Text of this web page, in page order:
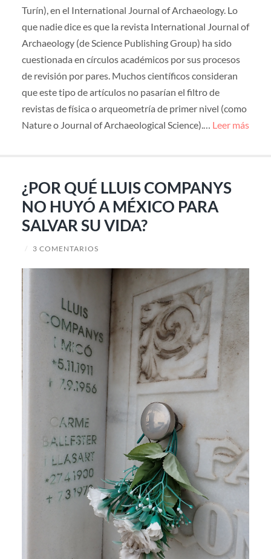
Turín), en el International Journal of Archaeology. Lo
que nadie dice es que la revista International Journal of
Archaeology (de Science Publishing Group) ha sido
cuestionada en círculos académicos por sus procesos
de revisión por pares. Muchos científicos consideran
que este tipo de artículos no pasarían el filtro de
revistas de física o arqueometría de primer nivel (como
Nature o Journal of Archaeological Science).… Leer más
¿POR QUÉ LLUIS COMPANYS
NO HUYÓ A MÉXICO PARA
SALVAR SU VIDA?
/ 3 COMENTARIOS